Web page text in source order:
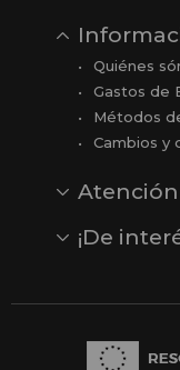
Quiénes
Gastos de
Métodos
Cambios y
Opiniones
Reseñas en
¡De